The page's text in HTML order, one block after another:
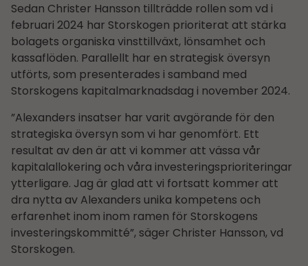
Sedan Christer Hansson tillträdde rollen som vd i
februari 2024 har Storskogen prioriterat att stärka
bolagets organiska vinsttillväxt, lönsamhet och
kassaflöden. Parallellt har en strategisk översyn
utförts, som presenterades i samband med
Storskogens kapitalmarknadsdag i november 2024.
”Alexanders insatser har varit avgörande för den
strategiska översyn som vi har genomfört. Ett
resultat av den är att vi kommer att vässa vår
kapitalallokering och våra investeringsprioriteringar
ytterligare. Jag är glad att vi fortsatt kommer att
dra nytta av Alexanders unika kompetens och
erfarenhet inom inom ramen för Storskogens
investeringskommitté”, säger Christer Hansson, vd
Storskogen.